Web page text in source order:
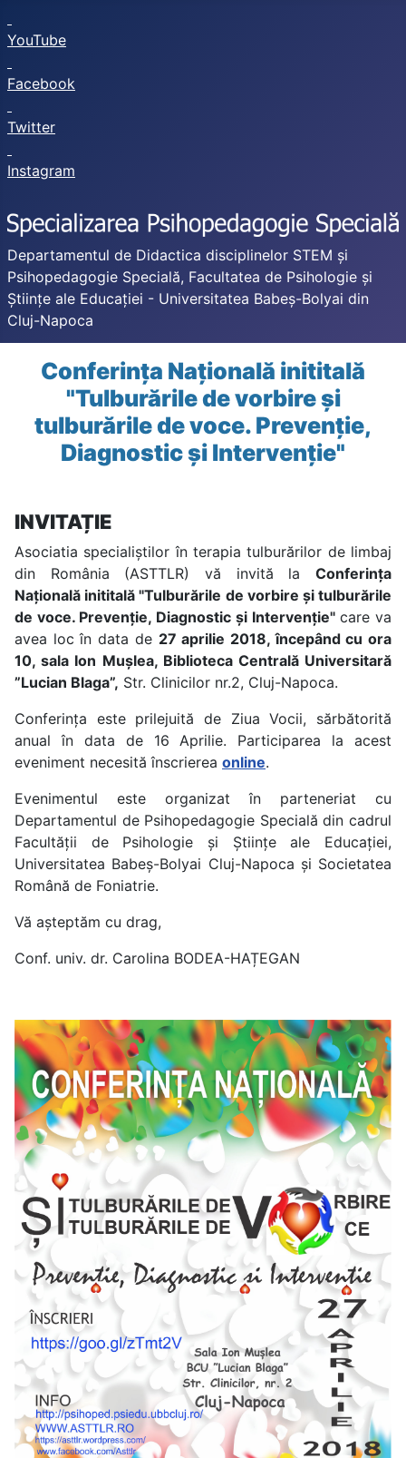
YouTube
Facebook
Twitter
Instagram
Departamentul de Didactica disciplinelor STEM și
Psihopedagogie Specială, Facultatea de Psihologie și
Științe ale Educației - Universitatea Babeș-Bolyai din
Cluj-Napoca
Conferința Națională inititală
"Tulburările de vorbire și
tulburările de voce. Prevenție,
Diagnostic și Intervenție"
INVITAȚIE
Asociatia specialiştilor în terapia tulburărilor de limbaj
din România (ASTTLR) vă invită la Conferința
Națională inititală "Tulburările de vorbire și tulburările
de voce. Prevenție, Diagnostic și Intervenție"care va
avea loc în data de 27 aprilie 2018, începând cu ora
10, sala Ion Mușlea, Biblioteca Centrală Universitară
”Lucian Blaga”, Str. Clinicilor nr.2, Cluj-Napoca.
Conferința este prilejuită de Ziua Vocii, sărbătorită
anual în data de 16 Aprilie. Participarea la acest
eveniment necesită înscrierea online.
Evenimentul este organizat în parteneriat cu
Departamentul de Psihopedagogie Specială din cadrul
Facultății de Psihologie și Științe ale Educației,
Universitatea Babeș-Bolyai Cluj-Napoca și Societatea
Română de Foniatrie.
Vă așteptăm cu drag,
Conf. univ. dr. Carolina BODEA-HAȚEGAN